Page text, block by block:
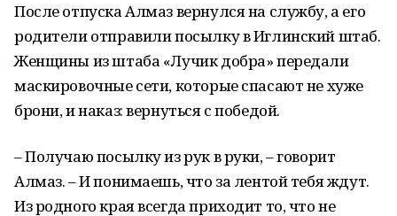
После отпуска Алмаз вернулся на службу, а его
родители отправили посылку в Иглинский штаб.
Женщины из штаба «Лучик добра» передали
маскировочные сети, которые спасают не хуже
брони, и наказ: вернуться с победой.
– Получаю посылку из рук в руки, – говорит
Алмаз. – И понимаешь, что за лентой тебя ждут.
Из родного края всегда приходит то, что не